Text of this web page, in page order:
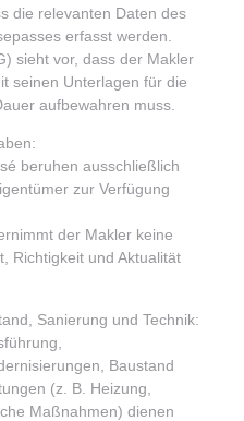
die relevanten Daten des
erfasst werden.
sieht vor, dass der Makler
seinen Unterlagen für die
aufbewahren muss.
beruhen ausschließlich
zur Verfügung
der Makler keine
Richtigkeit und Aktualität
Sanierung und Technik:
Baustand
(z. B. Heizung,
Maßnahmen) dienen